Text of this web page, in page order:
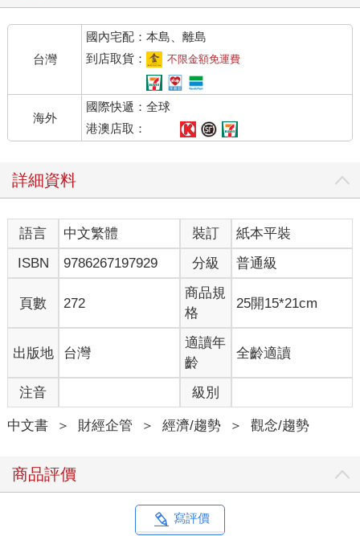
生產力提高因而可以實現富裕的社會
如果在商業現場引進人工智慧，就能夠把過去由人類所做的業務
委託給它。在那裡實現的終極世界中，無需從事艱辛的勞動工
作，每個人都能夠充分獲得所需的東西。
生產力的提升不僅僅是靠生成式人工智慧帶來的，還可以由其他
各種技術，例如能源技術和材料技術帶來，但是生成式人工智慧
將大大地改變人類工作的內容。縱觀歷史，人類一直在追求富
即使人們對物質財富感到滿足，也不一定會變得幸福。換句話
說，這不是充分條件。然而，物質財富顯然是幸福的必要條件。
尤其對於食品、飲料和住房等基本商品和服務可以這麼說。創造
一個每個人都能獲得這些東西的社會是有可能可以實現的。
問題是如何分配。在商品和服務匱乏的世界裡，分配問題基本上
是由市場來解決。也就是說，勞動和資本所得到的收入等於其邊
際生產力。然而，這可以受到政治過程的影響，所以，如果能夠
好好運用這個機制，所得的分配將就會變得更加公平。
２ 人類應專注於只有人類才能完成的工作
具有挑戰性的創意工作
即使在生成式人工智慧實現的烏托邦中，人類仍然在工作。然
而，他們並不是勉為其難地做著枯燥、痛苦的工作，而是可以做
人們可以從繁瑣、無聊的工作中解脫出來，可以專注於真正有價
值的工作上。人工智慧會接管資訊處理等繁瑣的工作。此外，人
確掌握最新、最先進的知識。由於人工智慧將單調的工作自動
台灣
國內宅配：本島、離島
到店取貨：
不限金額免運費
海外
國際快遞：全球
港澳店取：
詳細資料
語言 中文繁體 裝訂
紙本平裝
ISBN
9786267197929 分級 普通級
頁數 272
商品規
格
25開15*21cm
出版地 台灣
適讀年
齡
全齡適讀
注音 級別
中文書 ＞ 財經企管 ＞ 經濟/趨勢 ＞ 觀念/趨勢
商品評價
寫評價